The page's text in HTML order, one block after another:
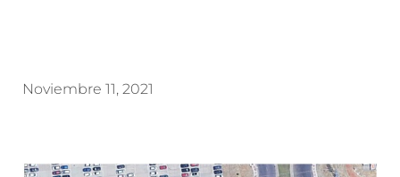
Noviembre 11, 2021